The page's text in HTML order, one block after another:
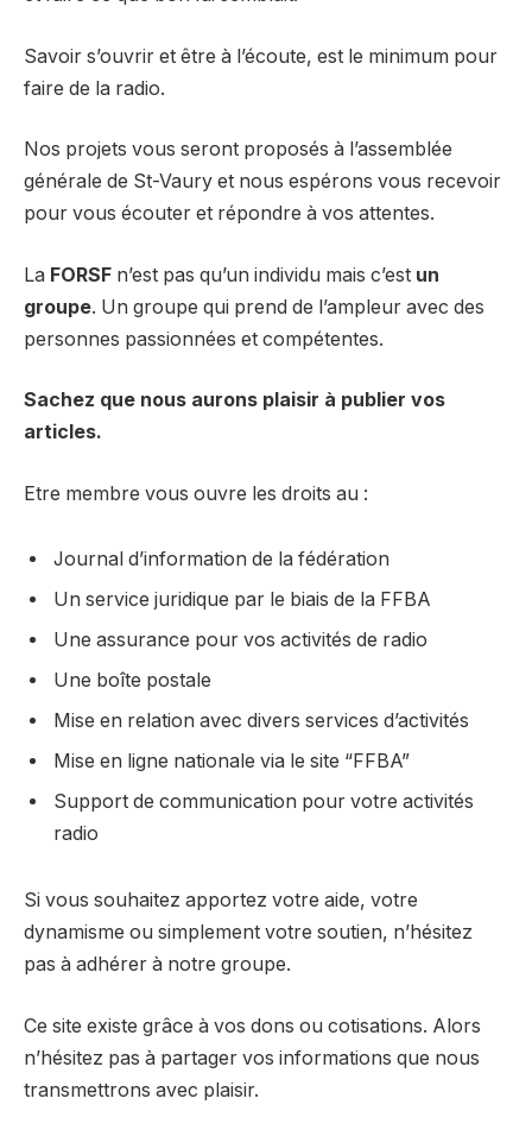
Savoir s’ouvrir et être à l’écoute, est le minimum pour
faire de la radio.
Nos projets vous seront proposés à l’assemblée
générale de St-Vaury et nous espérons vous recevoir
pour vous écouter et répondre à vos attentes.
La FORSF n’est pas qu’un individu mais c’est un
groupe. Un groupe qui prend de l’ampleur avec des
personnes passionnées et compétentes.
Sachez que nous aurons plaisir à publier vos
articles.
Etre membre vous ouvre les droits au :
Journal d’information de la fédération
Un service juridique par le biais de la FFBA
Une assurance pour vos activités de radio
Une boîte postale
Mise en relation avec divers services d’activités
Mise en ligne nationale via le site “FFBA”
Support de communication pour votre activités
radio
Si vous souhaitez apportez votre aide, votre
dynamisme ou simplement votre soutien, n’hésitez
pas à adhérer à notre groupe.
Ce site existe grâce à vos dons ou cotisations. Alors
n’hésitez pas à partager vos informations que nous
transmettrons avec plaisir.